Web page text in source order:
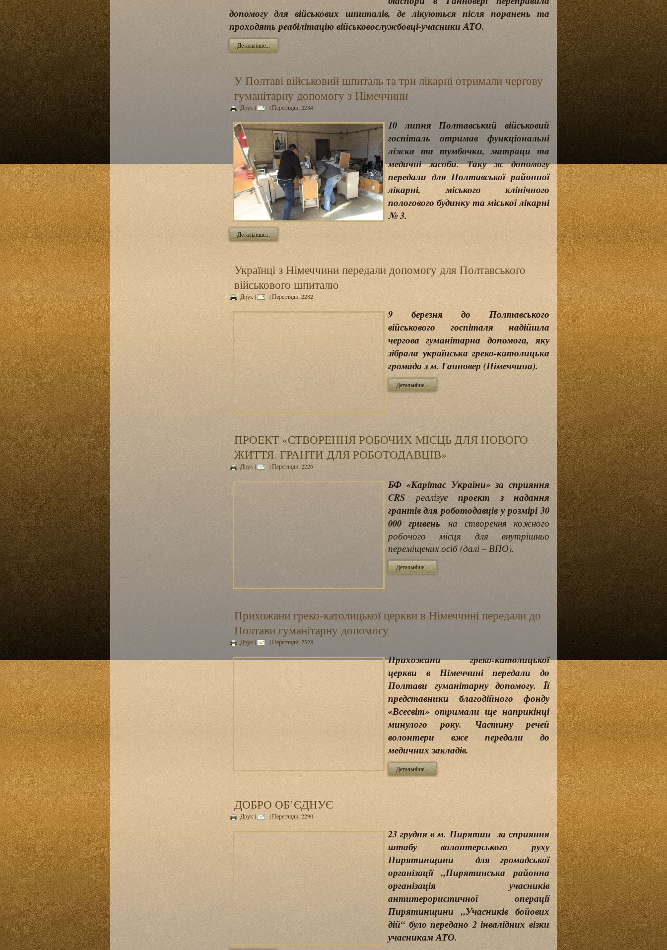
допомогу для військових шпиталів, де лікуються після поранень та
проходять реабілітацію військовослужбовці-учасники АТО.
Детальніше...
У Полтаві військовий шпиталь та три лікарні отримали чергову
гуманітарну допомогу з Німеччини
Друк| | Перегляди: 2284
10 липня Полтавський військовий
госпіталь отримав функціональні
ліжка та тумбочки, матраци та
медичні засоби. Таку ж допомогу
передали для Полтавської районної
лікарні, міського клінічного
пологового будинку та міської лікарні
№ 3.
Детальніше...
Українці з Німеччини передали допомогу для Полтавського
військового шпиталю
Друк| | Перегляди: 2282
9 березня до Полтавського
військового госпіталя надійшла
чергова гуманітарна допомога, яку
зібрала українська греко-католицька
громада з м. Ганновер (Німеччина).
Детальніше...
ПРОЕКТ «СТВОРЕННЯ РОБОЧИХ МІСЦЬ ДЛЯ НОВОГО
ЖИТТЯ. ГРАНТИ ДЛЯ РОБОТОДАВЦІВ»
Друк| | Перегляди: 2226
БФ «Карітас України» за сприяння
CRSреалізуєпроект з надання
грантів для роботодавців у розмірі 30
000 гривеньна створення кожного
робочого місця для внутрішньо
переміщених осіб (далі – ВПО).
Детальніше...
Прихожани греко-католицької церкви в Німеччині передали до
Полтави гуманітарну допомогу
Друк| | Перегляди: 2328
Прихожани греко-католицької
церкви в Німеччині передали до
Полтави гуманітарну допомогу. Її
представники благодійного фонду
«Всесвіт» отримали ще наприкінці
минулого року. Частину речей
волонтери вже передали до
медичних закладів.
Детальніше...
ДОБРО ОБ’ЄДНУЄ
Друк| | Перегляди: 2290
23 грудня в м. Пирятин за сприяння
штабу волонтерського руху
Пирятинщини для громадської
організації „Пирятинська районна
організація учасників
антитерористичної операції
Пирятинщини „Учасників бойових
дій“ було передано 2 інвалідних візки
учасникам АТО.